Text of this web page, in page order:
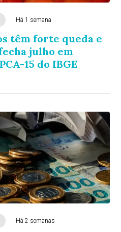
Há 1 semana
têm forte queda e
julho em
15 do IBGE
Há 2 semanas